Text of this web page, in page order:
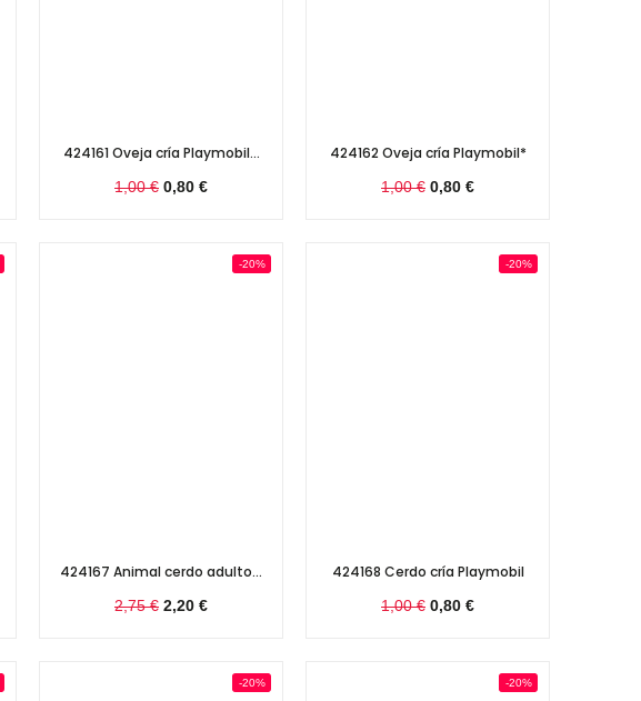
424161 Oveja cría Playmobil...
1,00 € 0,80 €
424162 Oveja cría Playmobil*
1,00 € 0,80 €
-20%
424167 Animal cerdo adulto...
2,75 € 2,20 €
-20%
424168 Cerdo cría Playmobil
1,00 € 0,80 €
-20% -20%